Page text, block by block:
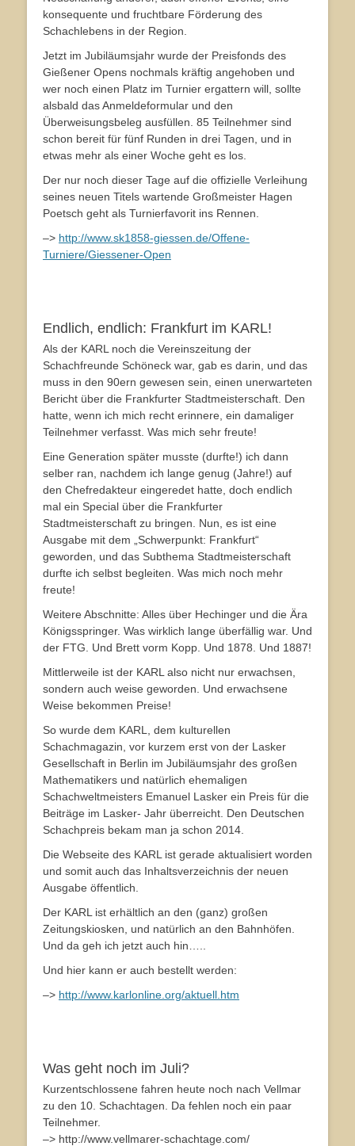
konsequente und fruchtbare Förderung des
Schachlebens in der Region.
Jetzt im Jubiläumsjahr wurde der Preisfonds des
Gießener Opens nochmals kräftig angehoben und
wer noch einen Platz im Turnier ergattern will, sollte
alsbald das Anmeldeformular und den
Überweisungsbeleg ausfüllen. 85 Teilnehmer sind
schon bereit für fünf Runden in drei Tagen, und in
etwas mehr als einer Woche geht es los.
Der nur noch dieser Tage auf die offizielle Verleihung
seines neuen Titels wartende Großmeister Hagen
Poetsch geht als Turnierfavorit ins Rennen.
–> http://www.sk1858-giessen.de/Offene-
Turniere/Giessener-Open
Endlich, endlich: Frankfurt im KARL!
Als der KARL noch die Vereinszeitung der
Schachfreunde Schöneck war, gab es darin, und das
muss in den 90ern gewesen sein, einen unerwarteten
Bericht über die Frankfurter Stadtmeisterschaft. Den
hatte, wenn ich mich recht erinnere, ein damaliger
Teilnehmer verfasst. Was mich sehr freute!
Eine Generation später musste (durfte!) ich dann
selber ran, nachdem ich lange genug (Jahre!) auf
den Chefredakteur eingeredet hatte, doch endlich
mal ein Special über die Frankfurter
Stadtmeisterschaft zu bringen. Nun, es ist eine
Ausgabe mit dem „Schwerpunkt: Frankfurt“
geworden, und das Subthema Stadtmeisterschaft
durfte ich selbst begleiten. Was mich noch mehr
freute!
Weitere Abschnitte: Alles über Hechinger und die Ära
Königsspringer. Was wirklich lange überfällig war. Und
der FTG. Und Brett vorm Kopp. Und 1878. Und 1887!
Mittlerweile ist der KARL also nicht nur erwachsen,
sondern auch weise geworden. Und erwachsene
Weise bekommen Preise!
So wurde dem KARL, dem kulturellen
Schachmagazin, vor kurzem erst von der Lasker
Gesellschaft in Berlin im Jubiläumsjahr des großen
Mathematikers und natürlich ehemaligen
Schachweltmeisters Emanuel Lasker ein Preis für die
Beiträge im Lasker- Jahr überreicht. Den Deutschen
Schachpreis bekam man ja schon 2014.
Die Webseite des KARL ist gerade aktualisiert worden
und somit auch das Inhaltsverzeichnis der neuen
Ausgabe öffentlich.
Der KARL ist erhältlich an den (ganz) großen
Zeitungskiosken, und natürlich an den Bahnhöfen.
Und da geh ich jetzt auch hin…..
Und hier kann er auch bestellt werden:
–> http://www.karlonline.org/aktuell.htm
Was geht noch im Juli?
Kurzentschlossene fahren heute noch nach Vellmar
zu den 10. Schachtagen. Da fehlen noch ein paar
Teilnehmer.
–> http://www.vellmarer-schachtage.com/